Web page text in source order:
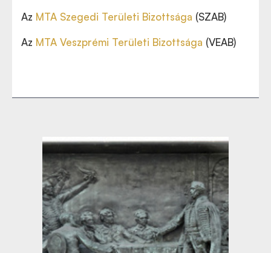
Az MTA Szegedi Területi Bizottsága (SZAB)
Az MTA Veszprémi Területi Bizottsága (VEAB)